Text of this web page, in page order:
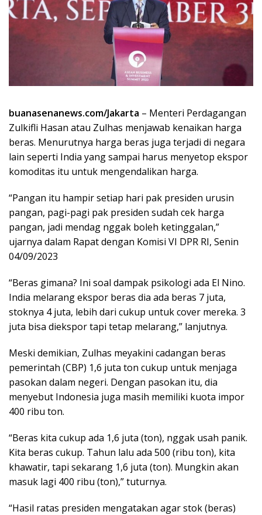
buanasenanews.com/Jakarta – Menteri Perdagangan
Zulkifli Hasan atau Zulhas menjawab kenaikan harga
beras. Menurutnya harga beras juga terjadi di negara
lain seperti India yang sampai harus menyetop ekspor
komoditas itu untuk mengendalikan harga.
“Pangan itu hampir setiap hari pak presiden urusin
pangan, pagi-pagi pak presiden sudah cek harga
pangan, jadi mendag nggak boleh ketinggalan,”
ujarnya dalam Rapat dengan Komisi VI DPR RI, Senin
04/09/2023
“Beras gimana? Ini soal dampak psikologi ada El Nino.
India melarang ekspor beras dia ada beras 7 juta,
stoknya 4 juta, lebih dari cukup untuk cover mereka. 3
juta bisa diekspor tapi tetap melarang,” lanjutnya.
Meski demikian, Zulhas meyakini cadangan beras
pemerintah (CBP) 1,6 juta ton cukup untuk menjaga
pasokan dalam negeri. Dengan pasokan itu, dia
menyebut Indonesia juga masih memiliki kuota impor
400 ribu ton.
“Beras kita cukup ada 1,6 juta (ton), nggak usah panik.
Kita beras cukup. Tahun lalu ada 500 (ribu ton), kita
khawatir, tapi sekarang 1,6 juta (ton). Mungkin akan
masuk lagi 400 ribu (ton),” tuturnya.
“Hasil ratas presiden mengatakan agar stok (beras)